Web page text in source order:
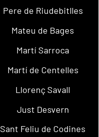
Pere de Riudebitlles
Mateu de Bages
Martí Sarroca
Martí de Centelles
Llorenç Savall
Just Desvern
Sant Feliu de Codines